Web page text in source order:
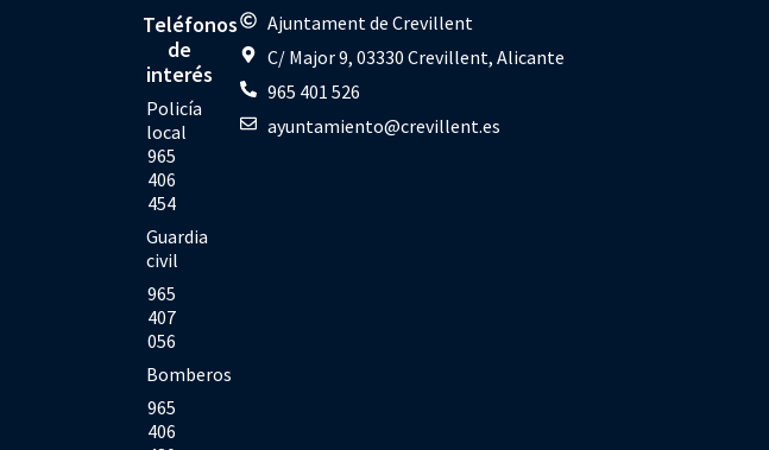
Teléfonos
de
interés
Policía
local
965
406
454
Guardia
civil
965
407
056
Bomberos
965
406
Ajuntament de Crevillent
C/ Major 9, 03330 Crevillent, Alicante
965 401 526
ayuntamiento@crevillent.es